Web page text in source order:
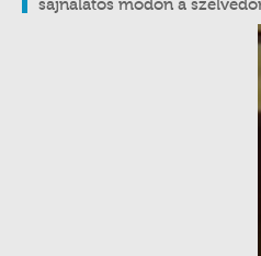
sajnálatos módon a